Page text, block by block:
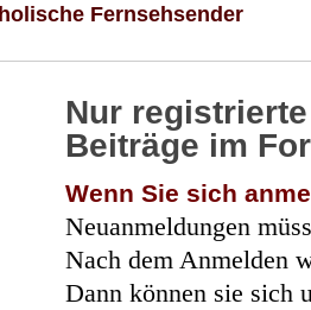
Fernsehsender
Nur
Beiträge im
Wenn Sie sich
Neuanmeldungen
Nach dem Anmelden
Dann können sie sich